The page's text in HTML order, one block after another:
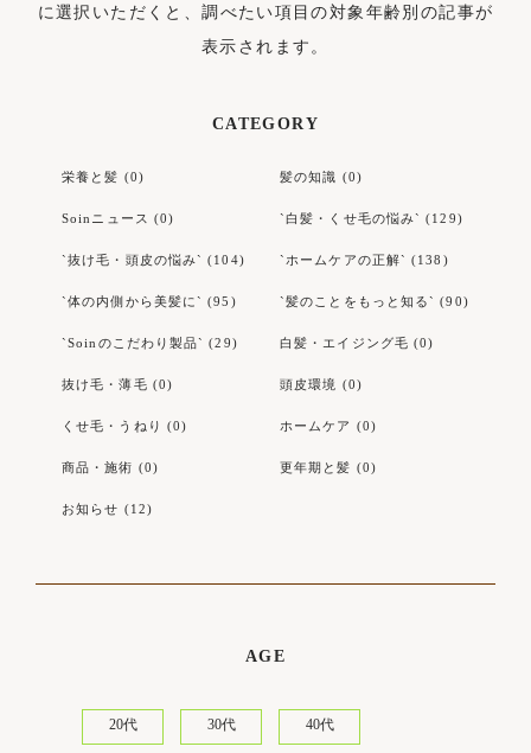
に選択いただくと、調べたい項目の対象年齢別の記事が
表示されます。
CATEGORY
栄養と髪 (0) 髪の知識 (0)
Soinニュース (0) `白髪・くせ毛の悩み` (129)
`抜け毛・頭皮の悩み` (104) `ホームケアの正解` (138)
`体の内側から美髪に` (95) `髪のことをもっと知る` (90)
`Soinのこだわり製品` (29) 白髪・エイジング毛 (0)
抜け毛・薄毛 (0) 頭皮環境 (0)
くせ毛・うねり (0) ホームケア (0)
商品・施術 (0) 更年期と髪 (0)
お知らせ (12)
AGE
20代 30代 40代